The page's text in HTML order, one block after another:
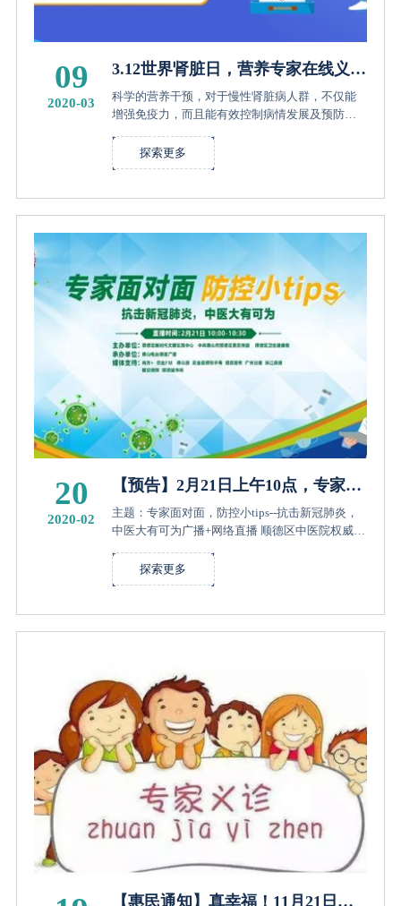
09
2020-03
3.12世界肾脏日，营养专家在线义
诊，等您！
科学的营养干预，对于慢性肾脏病人群，不仅能
增强免疫力，而且能有效控制病情发展及预防各
期，我院肾内科团队致力为肾友们提供安全、便
捷的咨询就诊绿色通道，在线解答...
探索更多
20
2020-02
【预告】2月21日上午10点，专家为
你解答中医治疗在疫情防控中的作
用
主题：专家面对面，防控小tips--抗击新冠肺炎，
中医大有可为广播+网络直播 顺德区中医院权威专
题，作客顺德区应急广播、佛山电台顺德广播的
全媒体直播室，接受现场访谈...
探索更多
【惠民通知】真幸福！11月21日上